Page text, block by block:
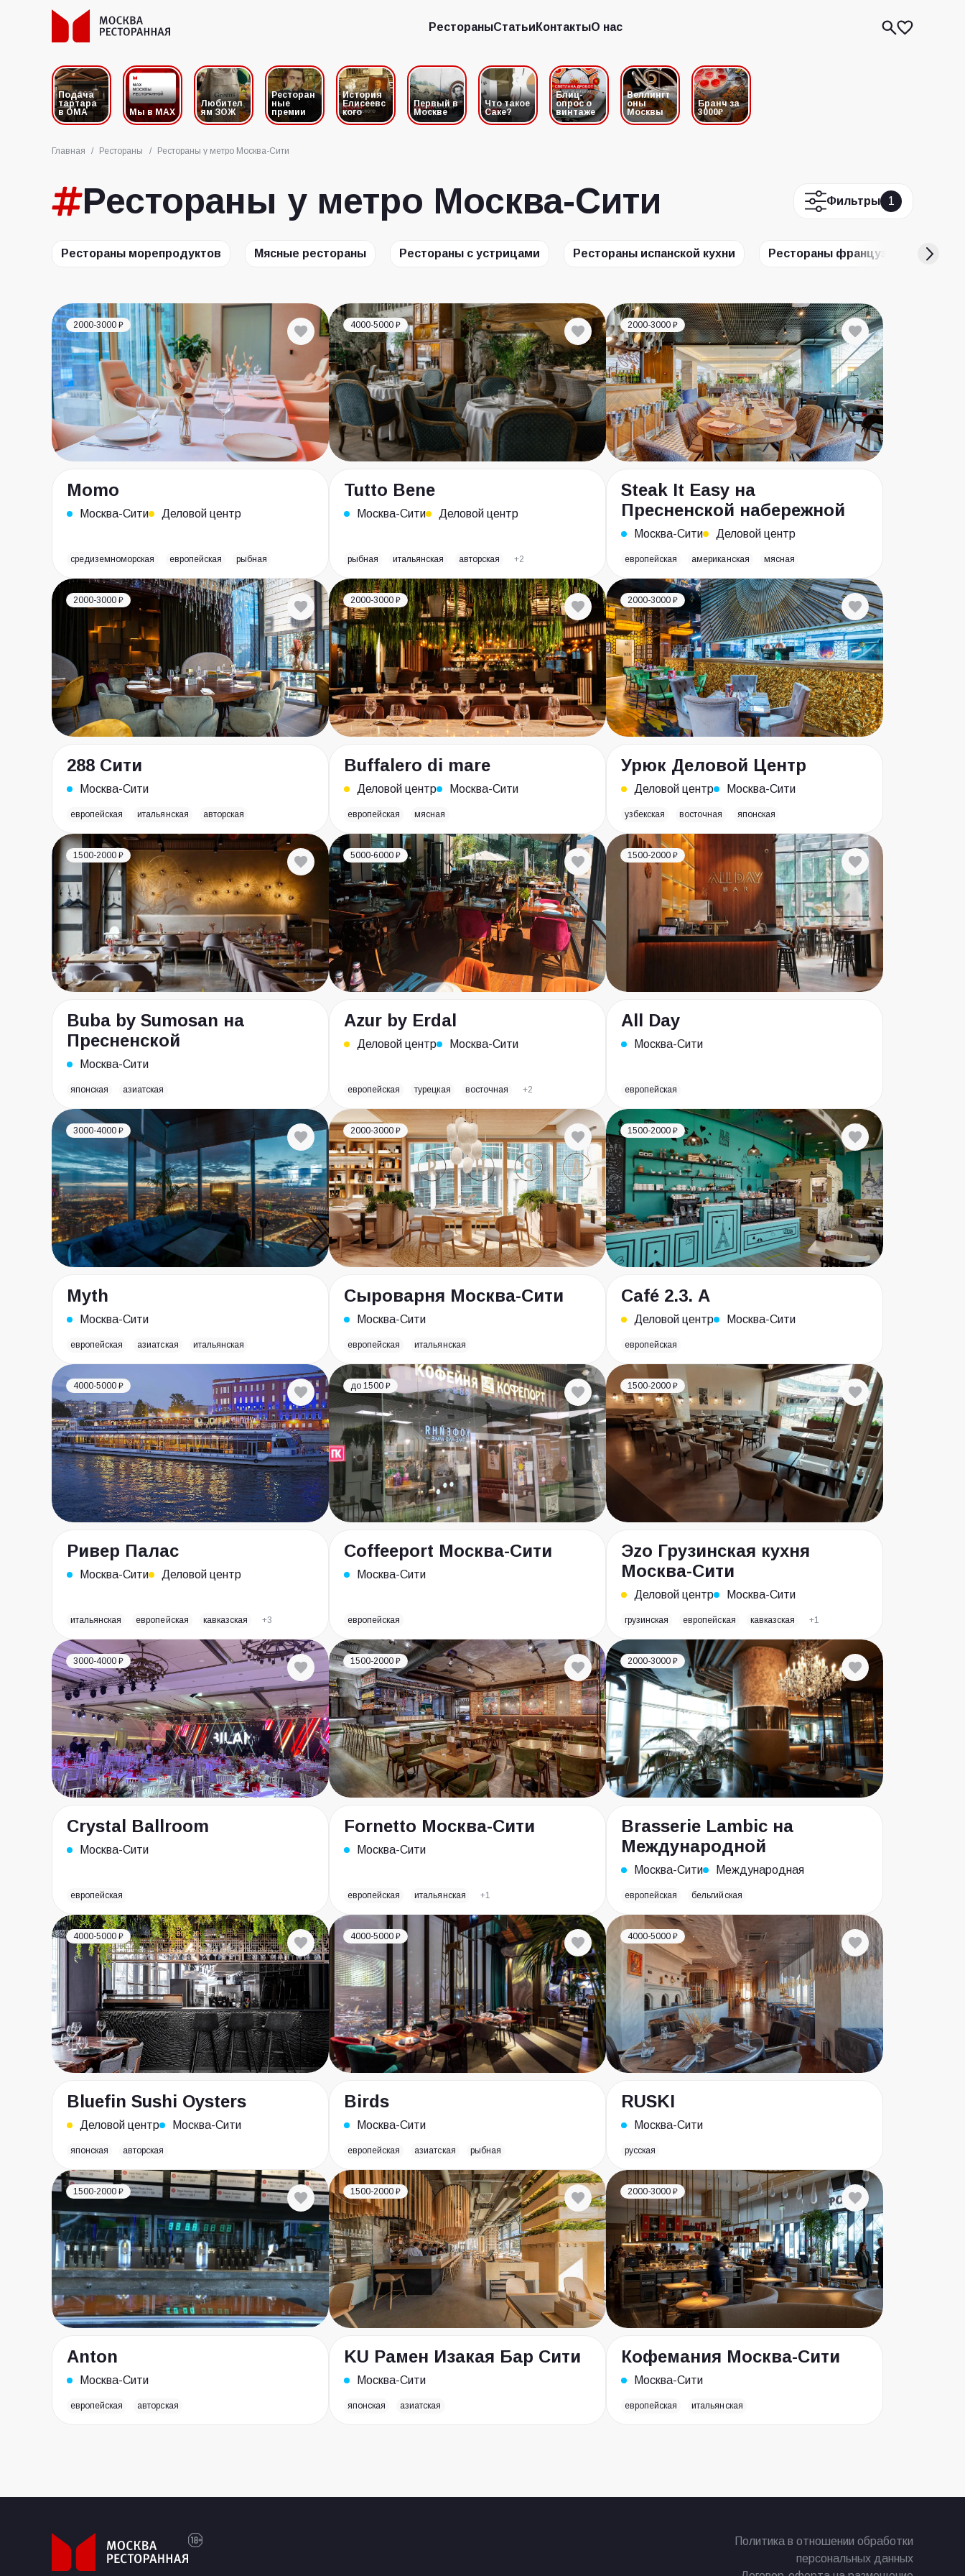
РестораныСтатьи КонтактыО нас
РестораныСтатьиКонтактыО нас
Подача
тартара
в ОМА
Мы в MAX
Любител
ям ЗОЖ
Ресторан
ные
премии
История
Елисеевс
кого
Первый в
Москве
Что такое
Саке?
Блиц-
опрос о
винтаже
Веллингт
оны
Москвы
Бранч за
3000₽
Главная / Рестораны / Рестораны у метро Москва-Сити
Рестораны у метро Москва-Сити Фильтры 1
Рестораны морепродуктов Мясные рестораны Рестораны с устрицами Рестораны испанской кухни Рестораны французской кухни
2000-3000 ₽
Momo
Москва-Сити Деловой центр
средиземноморская европейская рыбная
4000-5000 ₽
Tutto Bene
Москва-Сити Деловой центр
рыбная итальянская авторская +2
2000-3000 ₽
Steak It Easy на
Пресненской набережной
Москва-Сити Деловой центр
европейская американская мясная
2000-3000 ₽
288 Сити
Москва-Сити
европейская итальянская авторская
2000-3000 ₽
Buffalero di mare
Деловой центр Москва-Сити
европейская мясная
2000-3000 ₽
Урюк Деловой Центр
Деловой центр Москва-Сити
узбекская восточная японская
1500-2000 ₽
Buba by Sumosan на
Пресненской
Москва-Сити
японская азиатская
5000-6000 ₽
Azur by Erdal
Деловой центр Москва-Сити
европейская турецкая восточная +2
1500-2000 ₽
All Day
Москва-Сити
европейская
3000-4000 ₽
Myth
Москва-Сити
европейская азиатская итальянская
2000-3000 ₽
Сыроварня Москва-Сити
Москва-Сити
европейская итальянская
1500-2000 ₽
Café 2.3. А
Деловой центр Москва-Сити
европейская
4000-5000 ₽
Ривер Палас
Москва-Сити Деловой центр
итальянская европейская кавказская +3
до 1500 ₽
Coffeeport Москва-Сити
Москва-Сити
европейская
1500-2000 ₽
Эzo Грузинская кухня
Москва-Сити
Деловой центр Москва-Сити
грузинская европейская кавказская +1
3000-4000 ₽
Crystal Ballroom
Москва-Сити
европейская
1500-2000 ₽
Fornetto Москва-Сити
Москва-Сити
европейская итальянская +1
2000-3000 ₽
Brasserie Lambic на
Международной
Москва-Сити Международная
европейская бельгийская
4000-5000 ₽
Bluefin Sushi Oysters
Деловой центр Москва-Сити
японская авторская
4000-5000 ₽
Birds
Москва-Сити
европейская азиатская рыбная
4000-5000 ₽
RUSKI
Москва-Сити
русская
1500-2000 ₽
Anton
Москва-Сити
европейская авторская
1500-2000 ₽
KU Рамен Изакая Бар Сити
Москва-Сити
японская азиатская
2000-3000 ₽
Кофемания Москва-Сити
Москва-Сити
европейская итальянская
Политика в отношении обработки
персональных данных